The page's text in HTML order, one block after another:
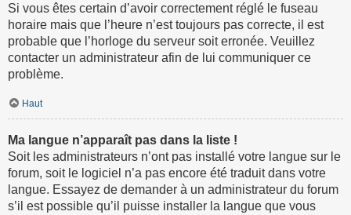
Si vous êtes certain d’avoir correctement réglé le fuseau
horaire mais que l’heure n’est toujours pas correcte, il est
probable que l’horloge du serveur soit erronée. Veuillez
contacter un administrateur afin de lui communiquer ce
problème.
Haut
Ma langue n’apparaît pas dans la liste !
Soit les administrateurs n’ont pas installé votre langue sur le
forum, soit le logiciel n’a pas encore été traduit dans votre
langue. Essayez de demander à un administrateur du forum
s’il est possible qu’il puisse installer la langue que vous